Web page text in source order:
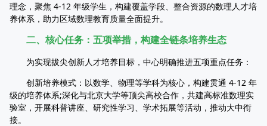
理念，聚焦 4-12 年级学生，构建覆盖学段、整合资源的数理人才培
养体系，助力区域数理教育质量全面提升。
二、核心任务：五项举措，构建全链条培养生态
为实现拔尖创新人才培养目标，中心明确推进五项重点任务：
创新培养模式：以数学、物理等学科为核心，构建贯通 4-12 年
级的培养体系;深化与北京大学等顶尖高校合作，共建高标准数理实
验室，开展科普讲座、研究性学习、学术拓展等活动，推动大中衔
接。